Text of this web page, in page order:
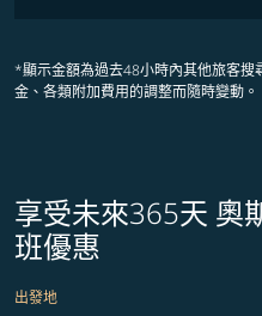
*顯示金額為過去48小時內其他旅客搜
金、各類附加費用的調整而隨時變動。
享受未來365天 奧
班優惠
出發地